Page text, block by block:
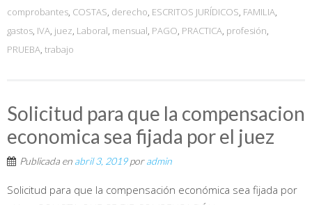
comprobantes, COSTAS, derecho, ESCRITOS JURÍDICOS, FAMILIA,
gastos, IVA, juez, Laboral, mensual, PAGO, PRACTICA, profesión,
PRUEBA, trabajo
Solicitud para que la compensacion
economica sea fijada por el juez
Publicada en abril 3, 2019poradmin
Solicitud para que la compensación económica sea fijada por